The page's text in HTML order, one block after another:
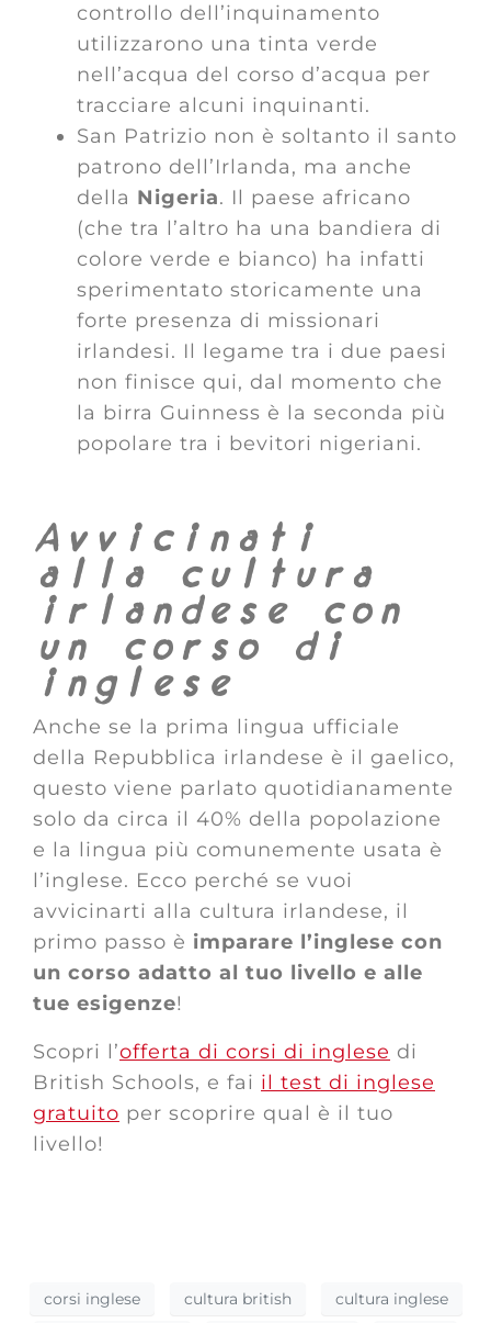
controllo dell’inquinamento
utilizzarono una tinta verde
nell’acqua del corso d’acqua per
tracciare alcuni inquinanti.
San Patrizio non è soltanto il santo
patrono dell’Irlanda, ma anche
della Nigeria. Il paese africano
(che tra l’altro ha una bandiera di
colore verde e bianco) ha infatti
sperimentato storicamente una
forte presenza di missionari
irlandesi. Il legame tra i due paesi
non finisce qui, dal momento che
la birra Guinness è la seconda più
popolare tra i bevitori nigeriani.
Avvicinati
alla cultura
irlandese con
un corso di
inglese
Anche se la prima lingua ufficiale
della Repubblica irlandese è il gaelico,
questo viene parlato quotidianamente
solo da circa il 40% della popolazione
e la lingua più comunemente usata è
l’inglese. Ecco perché se vuoi
avvicinarti alla cultura irlandese, il
primo passo è imparare l’inglese con
un corso adatto al tuo livello e alle
tue esigenze!
Scopri l’offerta di corsi di inglese di
British Schools, e fai il test di inglese
gratuito per scoprire qual è il tuo
livello!
corsi inglese cultura british cultura inglese